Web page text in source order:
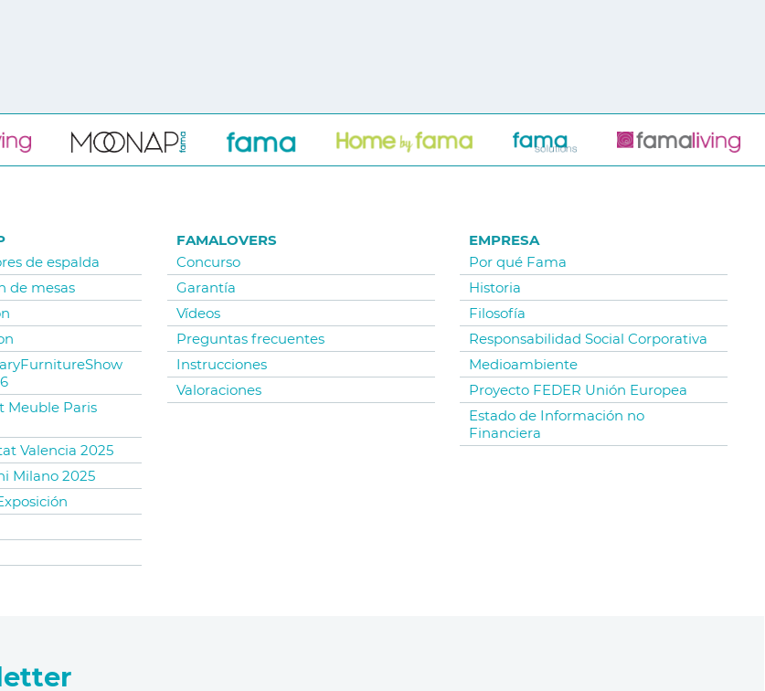
de espalda
de mesas
Meuble Paris
Valencia 2025
Milano 2025
FAMALOVERS
Concurso
Garantía
Vídeos
Preguntas frecuentes
Instrucciones
Valoraciones
EMPRESA
Por qué Fama
Historia
Filosofía
Responsabilidad Social Corporativa
Medioambiente
Proyecto FEDER Unión Europea
Estado de Información no
Financiera